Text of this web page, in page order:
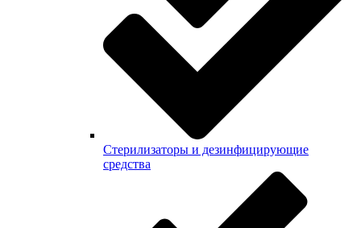
Стерилизаторы и дезинфицирующие
средства